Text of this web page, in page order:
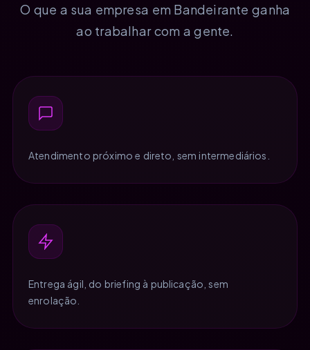
O que a sua empresa em Bandeirante ganha
ao trabalhar com a gente.
Atendimento próximo e direto, sem intermediários.
Entrega ágil, do briefing à publicação, sem
enrolação.